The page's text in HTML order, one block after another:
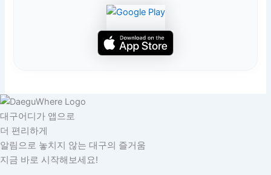
대구어디가 앱으로
더 편리하게
알림으로 놓치지 않는 대구의 즐거움
지금 바로 시작해보세요!